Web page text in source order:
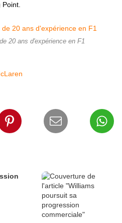
20 ans d'expérience en F1